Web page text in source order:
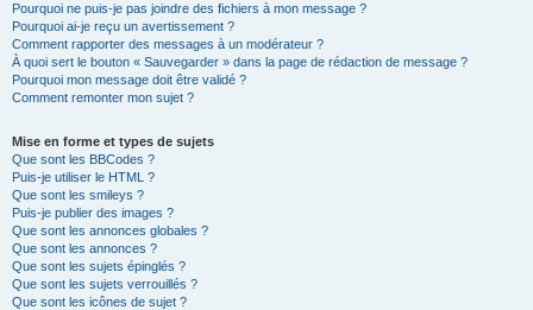
Pourquoi ne puis-je pas joindre des fichiers à mon message ?
Pourquoi ai-je reçu un avertissement ?
Comment rapporter des messages à un modérateur ?
À quoi sert le bouton « Sauvegarder » dans la page de rédaction de message ?
Pourquoi mon message doit être validé ?
Comment remonter mon sujet ?
Mise en forme et types de sujets
Que sont les BBCodes ?
Puis-je utiliser le HTML ?
Que sont les smileys ?
Puis-je publier des images ?
Que sont les annonces globales ?
Que sont les annonces ?
Que sont les sujets épinglés ?
Que sont les sujets verrouillés ?
Que sont les icônes de sujet ?